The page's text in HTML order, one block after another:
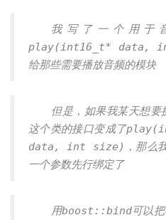
我写了一个用于
play(int16_t* data, int
给那些需要播放音频的模块
但是，如果我某天想要
这个类的接口变成了
data, int size)，那么
一个参数先行绑定了
用boost::bind可以把